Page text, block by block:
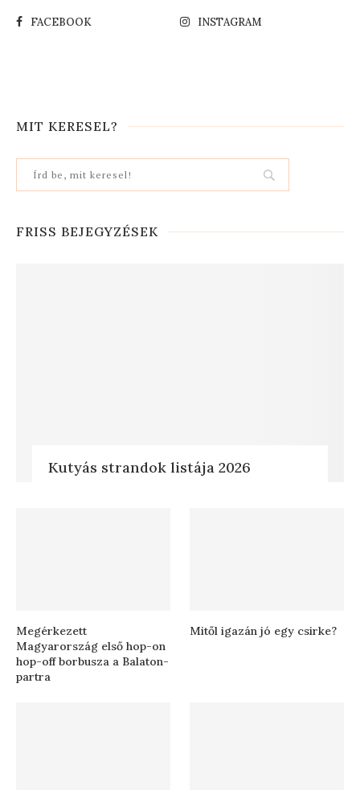
FACEBOOK INSTAGRAM
MIT KERESEL?
FRISS BEJEGYZÉSEK
Kutyás strandok listája 2026
Megérkezett
Magyarország első hop-on
hop-off borbusza a Balaton-
partra
Mitől igazán jó egy csirke?